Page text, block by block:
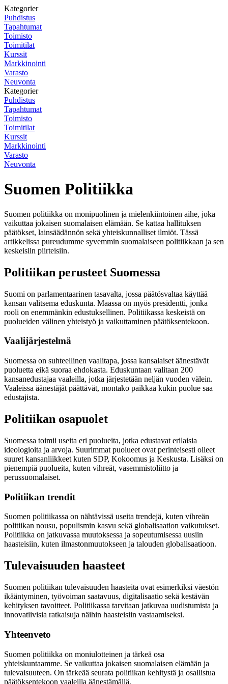
Kategorier
Puhdistus
Tapahtumat
Toimisto
Toimitilat
Kurssit
Markkinointi
Varasto
Neuvonta
Kategorier
Puhdistus
Tapahtumat
Toimisto
Toimitilat
Kurssit
Markkinointi
Varasto
Neuvonta
Suomen Politiikka
Suomen politiikka on monipuolinen ja mielenkiintoinen aihe, joka
vaikuttaa jokaisen suomalaisen elämään. Se kattaa hallituksen
päätökset, lainsäädännön sekä yhteiskunnalliset ilmiöt. Tässä
artikkelissa pureudumme syvemmin suomalaiseen politiikkaan ja sen
keskeisiin piirteisiin.
Politiikan perusteet Suomessa
Suomi on parlamentaarinen tasavalta, jossa päätösvaltaa käyttää
kansan valitsema eduskunta. Maassa on myös presidentti, jonka
rooli on enemmänkin edustuksellinen. Politiikassa keskeistä on
puolueiden välinen yhteistyö ja vaikuttaminen päätöksentekoon.
Vaalijärjestelmä
Suomessa on suhteellinen vaalitapa, jossa kansalaiset äänestävät
puoluetta eikä suoraa ehdokasta. Eduskuntaan valitaan 200
kansanedustajaa vaaleilla, jotka järjestetään neljän vuoden välein.
Vaaleissa äänestäjät päättävät, montako paikkaa kukin puolue saa
edustajista.
Politiikan osapuolet
Suomessa toimii useita eri puolueita, jotka edustavat erilaisia
ideologioita ja arvoja. Suurimmat puolueet ovat perinteisesti olleet
suuret kansanliikkeet kuten SDP, Kokoomus ja Keskusta. Lisäksi on
pienempiä puolueita, kuten vihreät, vasemmistoliitto ja
perussuomalaiset.
Politiikan trendit
Suomen politiikassa on nähtävissä useita trendejä, kuten vihreän
politiikan nousu, populismin kasvu sekä globalisaation vaikutukset.
Politiikka on jatkuvassa muutoksessa ja sopeutumisessa uusiin
haasteisiin, kuten ilmastonmuutokseen ja talouden globalisaatioon.
Tulevaisuuden haasteet
Suomen politiikan tulevaisuuden haasteita ovat esimerkiksi väestön
ikääntyminen, työvoiman saatavuus, digitalisaatio sekä kestävän
kehityksen tavoitteet. Politiikassa tarvitaan jatkuvaa uudistumista ja
innovatiivisia ratkaisuja näihin haasteisiin vastaamiseksi.
Yhteenveto
Suomen politiikka on moniulotteinen ja tärkeä osa
yhteiskuntaamme. Se vaikuttaa jokaisen suomalaisen elämään ja
tulevaisuuteen. On tärkeää seurata politiikan kehitystä ja osallistua
päätöksentekoon vaaleilla äänestämällä.